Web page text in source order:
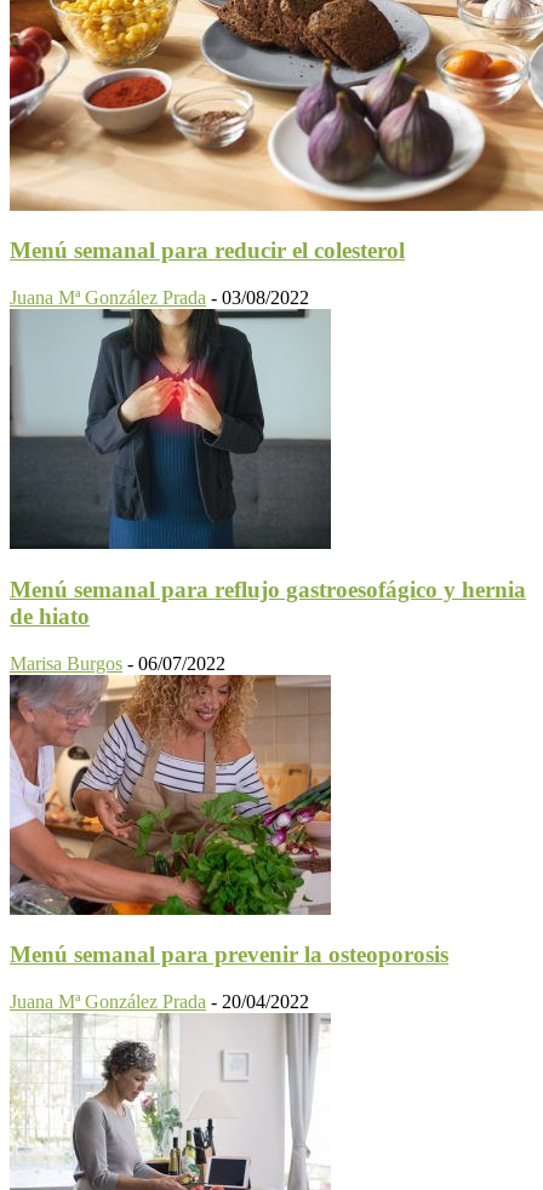
Menú semanal para reducir el colesterol
Juana Mª González Prada - 03/08/2022
Menú semanal para reflujo gastroesofágico y hernia
de hiato
Marisa Burgos - 06/07/2022
Menú semanal para prevenir la osteoporosis
Juana Mª González Prada - 20/04/2022